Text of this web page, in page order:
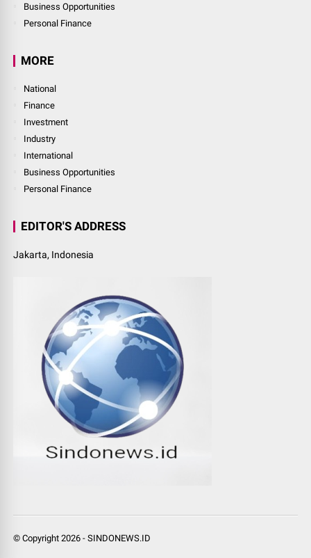
Business Opportunities
Personal Finance
MORE
National
Finance
Investment
Industry
International
Business Opportunities
Personal Finance
EDITOR'S ADDRESS
Jakarta, Indonesia
© Copyright2026 -SINDONEWS.ID